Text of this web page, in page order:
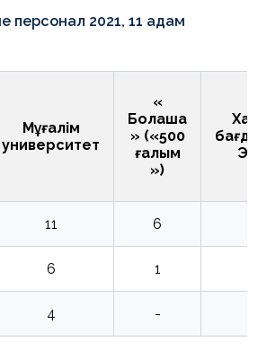
персонал 2021, 11 адам
Мұғалім
университет
«
Болашақ
» («500
ғалым
»)
11 6
6 1
4 -